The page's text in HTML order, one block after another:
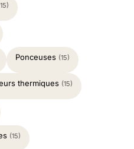
Ponceuses (15)
thermiques (15)
(15)